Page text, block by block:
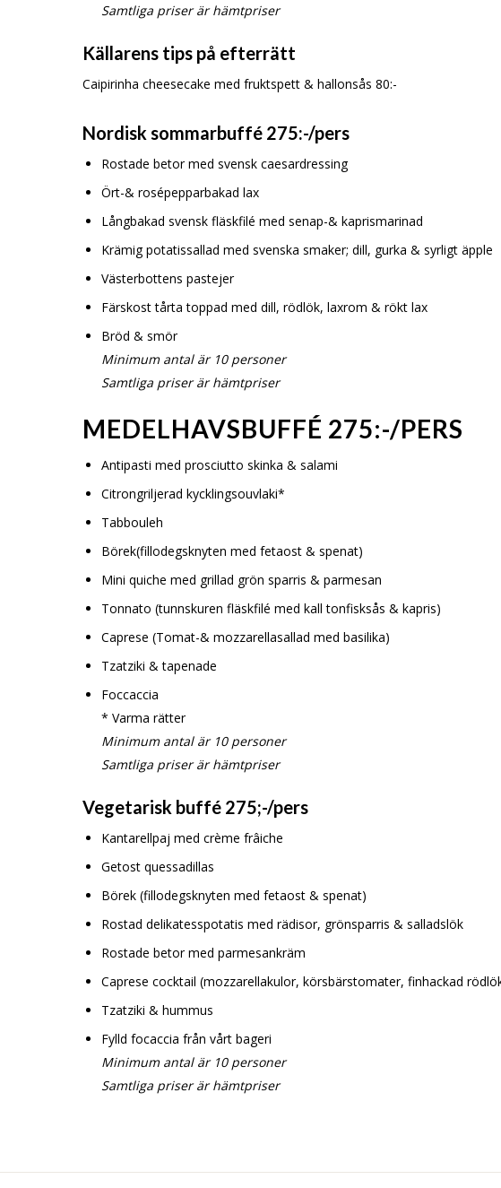
Samtliga priser är hämtpriser
Källarens tips på efterrätt
Caipirinha cheesecake med fruktspett & hallonsås 80:-
Nordisk sommarbuffé 275:-/pers
Rostade betor med svensk caesardressing
Ört-& rosépepparbakad lax
Långbakad svensk fläskfilé med senap-& kaprismarinad
Krämig potatissallad med svenska smaker; dill, gurka & syrligt äpple
Västerbottens pastejer
Färskost tårta toppad med dill, rödlök, laxrom & rökt lax
Bröd & smör
Minimum antal är 10 personer
Samtliga priser är hämtpriser
MEDELHAVSBUFFÉ 275:-/PERS
Antipasti med prosciutto skinka & salami
Citrongriljerad kycklingsouvlaki*
Tabbouleh
Börek(fillodegsknyten med fetaost & spenat)
Mini quiche med grillad grön sparris & parmesan
Tonnato (tunnskuren fläskfilé med kall tonfisksås & kapris)
Caprese (Tomat-& mozzarellasallad med basilika)
Tzatziki & tapenade
Foccaccia
* Varma rätter
Minimum antal är 10 personer
Samtliga priser är hämtpriser
Vegetarisk buffé 275;-/pers
Kantarellpaj med crème frâiche
Getost quessadillas
Börek (fillodegsknyten med fetaost & spenat)
Rostad delikatesspotatis med rädisor, grönsparris & salladslök
Rostade betor med parmesankräm
Caprese cocktail (mozzarellakulor, körsbärstomater, finhackad
Tzatziki & hummus
Fylld focaccia från vårt bageri
Minimum antal är 10 personer
Samtliga priser är hämtpriser